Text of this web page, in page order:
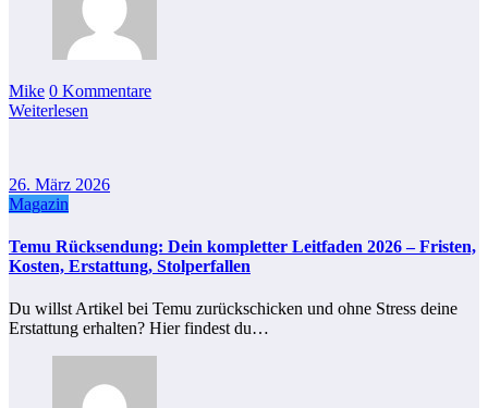
Mike 0 Kommentare
Weiterlesen
26. März 2026
Magazin
Temu Rücksendung: Dein kompletter Leitfaden 2026 – Fristen,
Kosten, Erstattung, Stolperfallen
Du willst Artikel bei Temu zurückschicken und ohne Stress deine
Erstattung erhalten? Hier findest du…